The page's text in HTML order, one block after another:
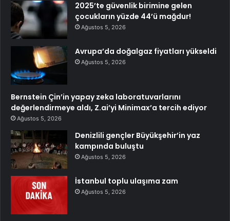
2025’te güvenlik birimine gelen
çocukların yüzde 44’ü mağdur!
Ağustos 5, 2026
Avrupa’da doğalgaz fiyatları yükseldi
Ağustos 5, 2026
Bernstein Çin’in yapay zeka laboratuvarlarını
değerlendirmeye aldı, Z.ai’yi Minimax’a tercih ediyor
Ağustos 5, 2026
Denizlili gençler Büyükşehir’in yaz
kampında buluştu
Ağustos 5, 2026
İstanbul toplu ulaşıma zam
Ağustos 5, 2026